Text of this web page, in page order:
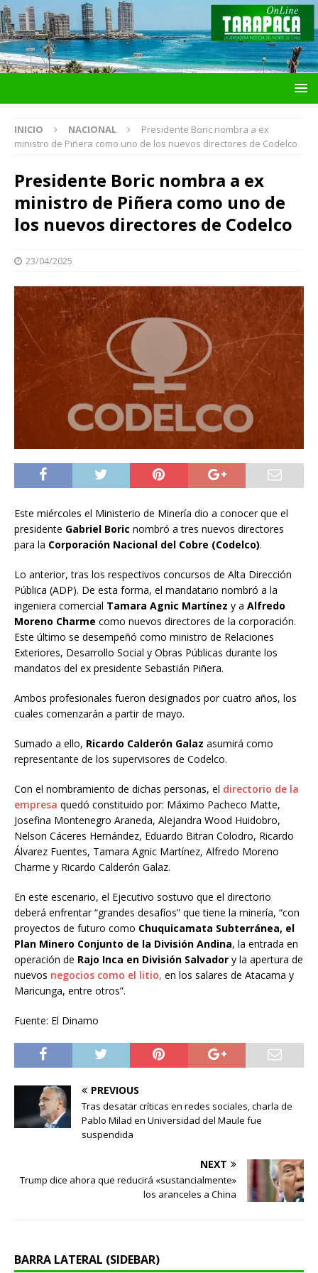
INICIO NACIONAL
Presidente Boric nombra a ex
ministro de Piñera como uno de los nuevos directores de Codelco
Presidente Boric nombra a ex
ministro de Piñera como uno de
los nuevos directores de Codelco
23/04/2025
Este miércoles el Ministerio de Minería dio a conocer que el
presidente Gabriel Boric nombró a tres nuevos directores
para la Corporación Nacional del Cobre (Codelco).
Lo anterior, tras los respectivos concursos de Alta Dirección
Pública (ADP). De esta forma, el mandatario nombró a la
ingeniera comercial Tamara Agnic Martínez y a Alfredo
Moreno Charme como nuevos directores de la corporación.
Este último se desempeñó como ministro de Relaciones
Exteriores, Desarrollo Social y Obras Públicas durante los
mandatos del ex presidente Sebastián Piñera.
Ambos profesionales fueron designados por cuatro años, los
cuales comenzarán a partir de mayo.
Sumado a ello, Ricardo Calderón Galaz asumirá como
representante de los supervisores de Codelco.
Con el nombramiento de dichas personas, el directorio de la
empresa quedó constituido por: Máximo Pacheco Matte,
Josefina Montenegro Araneda, Alejandra Wood Huidobro,
Nelson Cáceres Hernández, Eduardo Bitran Colodro, Ricardo
Álvarez Fuentes, Tamara Agnic Martínez, Alfredo Moreno
Charme y Ricardo Calderón Galaz.
En este escenario, el Ejecutivo sostuvo que el directorio
deberá enfrentar “grandes desafíos” que tiene la minería, “con
proyectos de futuro como Chuquicamata Subterránea, el
Plan Minero Conjunto de la División Andina, la entrada en
operación de Rajo Inca en División Salvador y la apertura de
nuevos negocios como el litio, en los salares de Atacama y
Maricunga, entre otros”.
Fuente: El Dinamo
PREVIOUS
Tras desatar críticas en redes sociales, charla de
Pablo Milad en Universidad del Maule fue
suspendida
NEXT
Trump dice ahora que reducirá «sustancialmente»
los aranceles a China
BARRA LATERAL (SIDEBAR)